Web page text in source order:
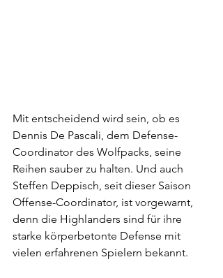
Mit entscheidend wird sein, ob es
Dennis De Pascali, dem Defense-
Coordinator des Wolfpacks, seine
Reihen sauber zu halten. Und auch
Steffen Deppisch, seit dieser Saison
Offense-Coordinator, ist vorgewarnt,
denn die Highlanders sind für ihre
starke körperbetonte Defense mit
vielen erfahrenen Spielern bekannt.